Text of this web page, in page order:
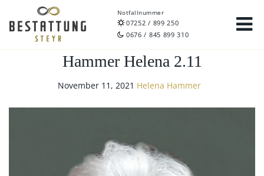
Notfallnummer
07252 / 899 250
0676 / 845 899 310
Hammer Helena 2.11
November 11, 2021 Helena Hammer